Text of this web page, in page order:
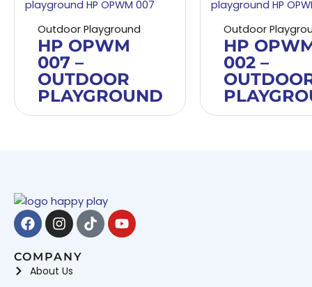
Outdoor Playground
HP OPWM
007 –
OUTDOOR
PLAYGROUND
Outdoor
HP
002 –
Facebook
Instagram
TiktokYoutube
COMPANY
About Us